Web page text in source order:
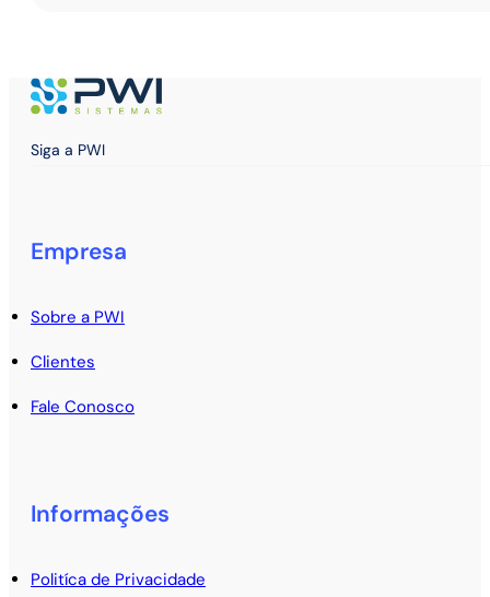
Siga a PWI
Empresa
Sobre a PWI
Clientes
Fale Conosco
Informações
Politíca de Privacidade